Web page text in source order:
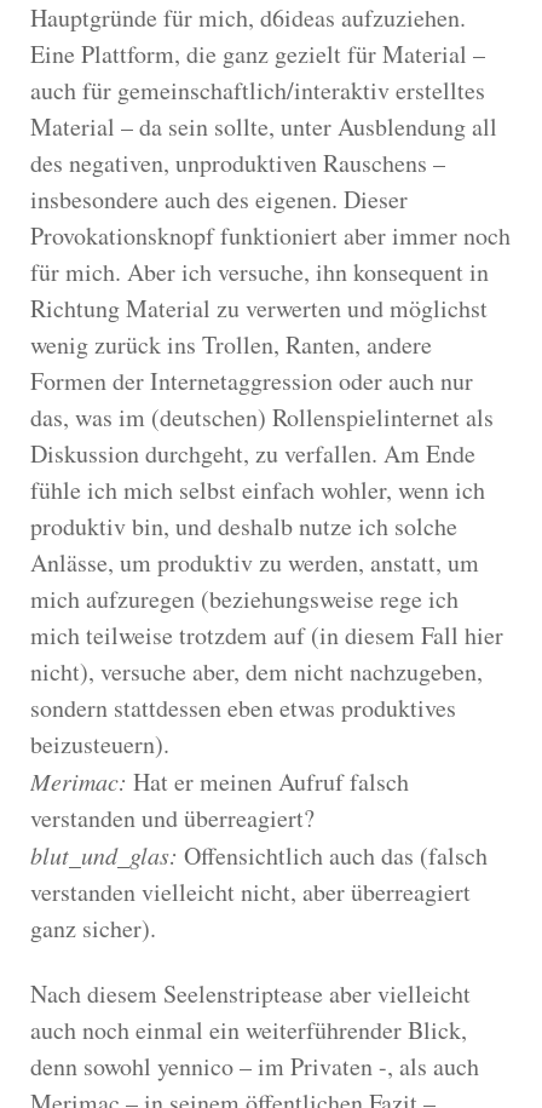
Hauptgründe für mich, d6ideas aufzuziehen.
Eine Plattform, die ganz gezielt für Material –
auch für gemeinschaftlich/interaktiv erstelltes
Material – da sein sollte, unter Ausblendung all
des negativen, unproduktiven Rauschens –
insbesondere auch des eigenen. Dieser
Provokationsknopf funktioniert aber immer noch
für mich. Aber ich versuche, ihn konsequent in
Richtung Material zu verwerten und möglichst
wenig zurück ins Trollen, Ranten, andere
Formen der Internetaggression oder auch nur
das, was im (deutschen) Rollenspielinternet als
Diskussion durchgeht, zu verfallen. Am Ende
fühle ich mich selbst einfach wohler, wenn ich
produktiv bin, und deshalb nutze ich solche
Anlässe, um produktiv zu werden, anstatt, um
mich aufzuregen (beziehungsweise rege ich
mich teilweise trotzdem auf (in diesem Fall hier
nicht), versuche aber, dem nicht nachzugeben,
sondern stattdessen eben etwas produktives
beizusteuern).
Merimac: Hat er meinen Aufruf falsch
verstanden und überreagiert?
blut_und_glas: Offensichtlich auch das (falsch
verstanden vielleicht nicht, aber überreagiert
ganz sicher).
Nach diesem Seelenstriptease aber vielleicht
auch noch einmal ein weiterführender Blick,
denn sowohl yennico – im Privaten -, als auch